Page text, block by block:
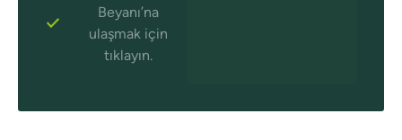
Beyanı’na
ulaşmak için
tıklayın.